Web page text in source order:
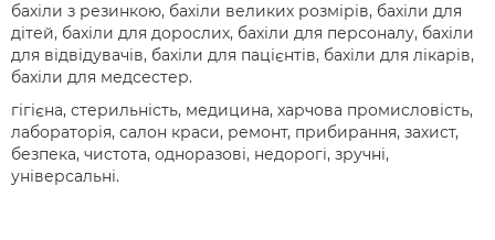
бахіли з резинкою, бахіли великих розмірів, бахіли для
дітей, бахіли для дорослих, бахіли для персоналу, бахіли
для відвідувачів, бахіли для пацієнтів, бахіли для лікарів,
бахіли для медсестер.
гігієна, стерильність, медицина, харчова промисловість,
лабораторія, салон краси, ремонт, прибирання, захист,
безпека, чистота, одноразові, недорогі, зручні,
універсальні.